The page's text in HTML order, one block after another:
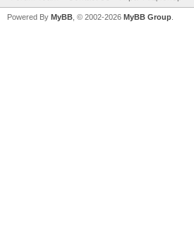
Powered By MyBB , © 2002-2026 MyBB Group